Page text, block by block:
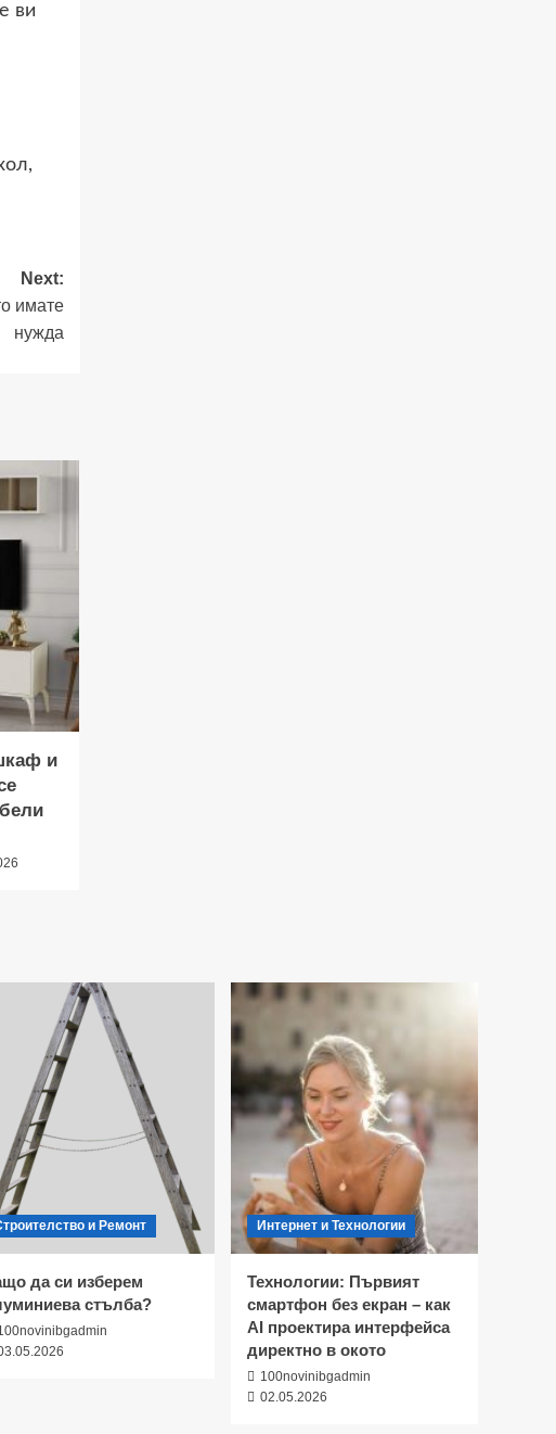
ви
Next:
имате
нужда
и
и Ремонт
да си изберем
стълба?
Интернет и Технологии
Технологии: Първият
смартфон без екран – как
AI проектира интерфейса
директно в окото
100novinibgadmin
02.05.2026